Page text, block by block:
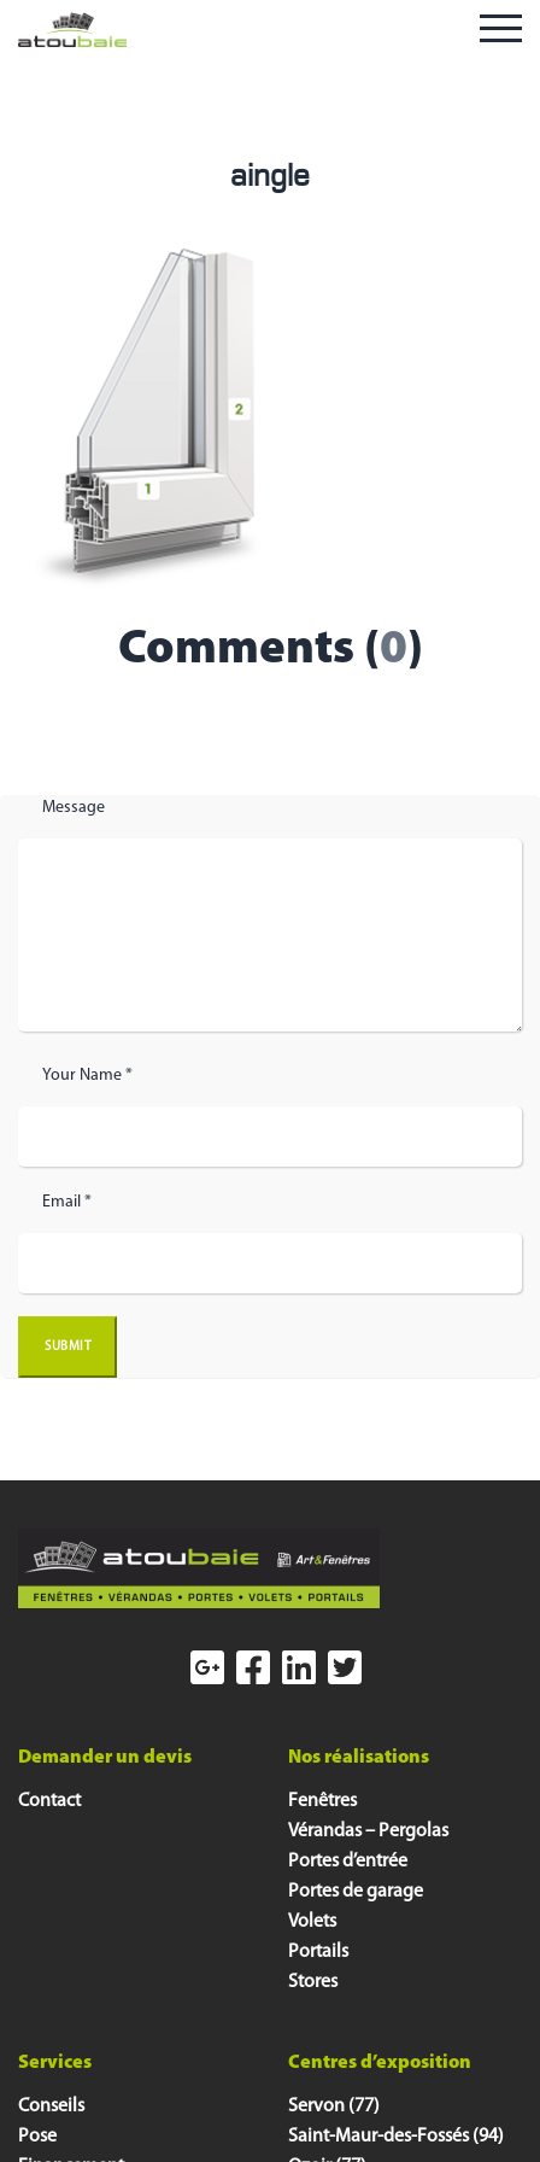
aingle
Comments (0)
Message
Your Name *
Email *
Demander un devis
Contact
Nos réalisations
Fenêtres
Vérandas – Pergolas
Portes d’entrée
Portes de garage
Volets
Portails
Stores
Services
Conseils
Pose
Centres d’exposition
Servon (77)
Saint-Maur-des-Fossés (94)